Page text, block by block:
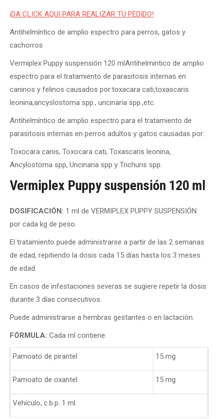
¡DA CLICK AQUI PARA REALIZAR TU PEDIDO!
Antihelmíntico de amplio espectro para perros, gatos y
cachorros
Vermiplex Puppy suspensión 120 mlAntihelmintico de amplio
espectro para el tratamiento de parasitosis internas en
caninos y felinos causados por:toxacara cati,toxascaris
leonina,ancyslostoma spp., uncinaria spp.,etc.
Antihelmíntico de amplio espectro para el tratamiento de
parasitosis internas en perros adultos y gatos causadas por:
Toxocara canis, Toxocara cati, Toxascaris leonina,
Ancylostoma spp, Uncinaria spp y Trichuris spp.
Vermiplex Puppy suspensión 120 ml
DOSIFICACIÓN: 1 ml de VERMIPLEX PUPPY SUSPENSIÓN
por cada kg de peso.
El tratamiento puede administrarse a partir de las 2 semanas
de edad, repitiendo la dosis cada 15 días hasta los 3 meses
de edad.
En casos de infestaciones severas se sugiere repetir la dosis
durante 3 días consecutivos.
Puede administrarse a hembras gestantes o en lactación.
FÓRMULA: Cada ml contiene:
Pamoato de pirantel 15 mg
Pamoato de oxantel 15 mg
Vehículo, c.b.p. 1 ml.